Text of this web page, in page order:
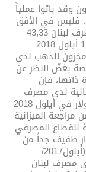
وقد باتوا عملياً
فليس في الأفق
المنظور أيّ محظور قد يطرأ. ذاك أن لدى مصرف لبنان 43,33
مليار دولار من الموجودات الأجنبية كما في 15 أيلول 2018
ملياراً عند منتصف أيلول 2017. ومخزون الذهب لدى
أي 9,22 مليون أونصة بغضّ النظر عن
ذاتها، فإن
لدى مصرف
لبنان ظلَّتْ متقاربة في حجمها: 29,5 مليار دولار في أيلول 2018
أيلول 2017. ويتبيَّن من مراجعة الميزانية
للقطاع المصرفي
طفيف جداً من
85,05 إلى 85,3 مليار دولار في الفترة ذاتها (أيلول2017/
لدى مصرف لبنان